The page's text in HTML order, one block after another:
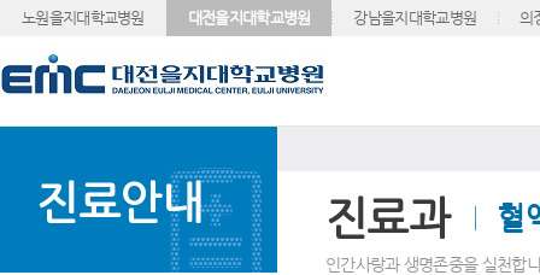
노원을지대학교병원 대전을지대학교병원 강남을지대학교병원 의
진료안내 진료과 혈
인간사랑과 생명존중을 실천합